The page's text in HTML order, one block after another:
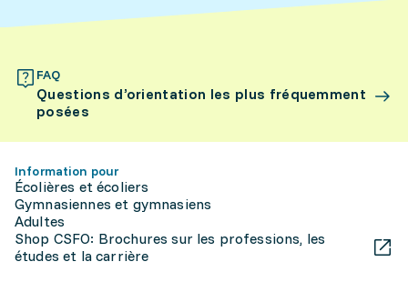
FAQ
Questions d’orientation les plus fréquemment
posées
Information pour
Écolières et écoliers
Gymnasiennes et gymnasiens
Adultes
Shop CSFO: Brochures sur les professions, les
études et la carrière